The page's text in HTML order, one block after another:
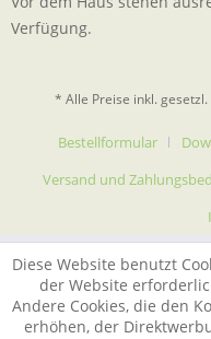
Verfügung.
* Alle Preise inkl.
Bestellformular
Versand und
Diese Website benutzt
der Website
Andere Cookies, die den
erhöhen, der